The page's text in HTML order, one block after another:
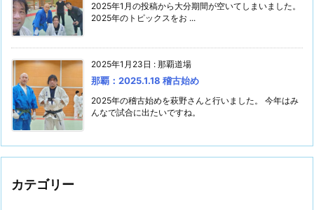
2025年1月の投稿から大分期間が空いてしまいました。
2025年のトピックスをお ...
2025年1月23日 : 那覇道場
那覇：2025.1.18 稽古始め
2025年の稽古始めを萩野さんと行いました。 今年はみ
んなで試合に出たいですね。
カテゴリー